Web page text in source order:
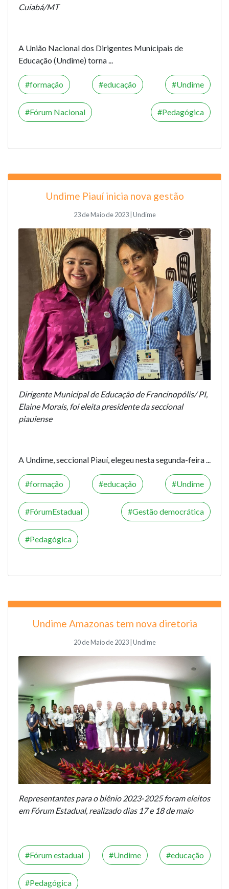
Cuiabá/MT
A União Nacional dos Dirigentes Municipais de
Educação (Undime) torna ...
formação educação Undime
Fórum Nacional Pedagógica
Undime Piauí inicia nova gestão
23 de Maio de 2023 | Undime
Dirigente Municipal de Educação de Francinopólis/ PI,
Elaine Morais, foi eleita presidente da seccional
piauiense
A Undime, seccional Piauí, elegeu nesta segunda-feira ...
formação educação Undime
FórumEstadual Gestão democrática
Pedagógica
Undime Amazonas tem nova diretoria
20 de Maio de 2023 | Undime
Representantes para o biênio 2023-2025 foram eleitos
em Fórum Estadual, realizado dias 17 e 18 de maio
Fórum estadual Undime educação
Pedagógica